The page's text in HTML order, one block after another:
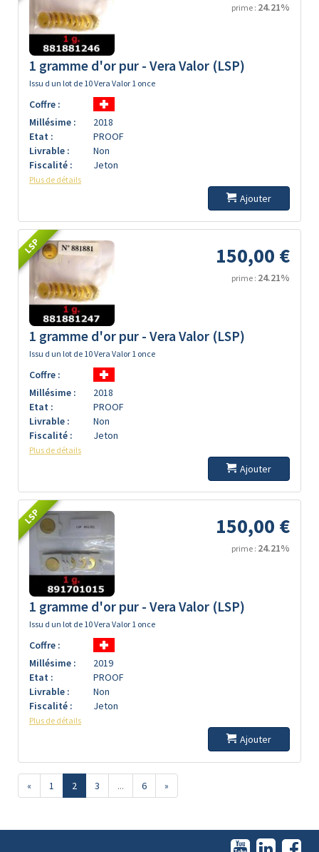
prime : 24.21%
1 gramme d'or pur - Vera Valor (LSP)
Issu d un lot de 10 Vera Valor 1 once
Coffre :
Millésime :
2018
Etat :
PROOF
Livrable :
Non
Fiscalité :
Jeton
Plus de détails
Ajouter
LSP 150,00 €
prime : 24.21%
1 gramme d'or pur - Vera Valor (LSP)
Issu d un lot de 10 Vera Valor 1 once
Coffre :
Millésime :
2018
Etat :
PROOF
Livrable :
Non
Fiscalité :
Jeton
Plus de détails
Ajouter
LSP 150,00 €
prime : 24.21%
1 gramme d'or pur - Vera Valor (LSP)
Issu d un lot de 10 Vera Valor 1 once
Coffre :
Millésime :
2019
Etat :
PROOF
Livrable :
Non
Fiscalité :
Jeton
Plus de détails
Ajouter
« 1 2 3 ... 6 »